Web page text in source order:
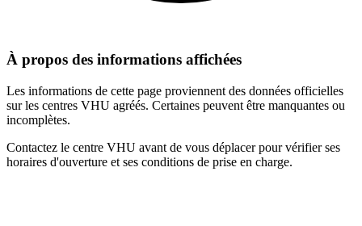
À propos des informations affichées
Les informations de cette page proviennent des données officielles
sur les centres VHU agréés. Certaines peuvent être manquantes ou
incomplètes.
Contactez le centre VHU avant de vous déplacer pour vérifier ses
horaires d'ouverture et ses conditions de prise en charge.